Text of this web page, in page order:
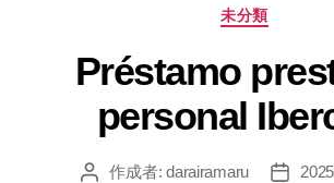
カ
ゴ
リ
ー
未分類
Préstamo
personal
投
作成者:darairamaru
投